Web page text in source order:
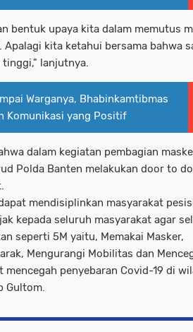
bentuk upaya kita dalam memutus
Apalagi kita ketahui bersama bahwa
tinggi," lanjutnya.
Warganya, Bhabinkamtibmas
Komunikasi yang Positif
dalam kegiatan pembagian
Polda Banten melakukan door to
mendisiplinkan masyarakat
kepada seluruh masyarakat agar
seperti 5M yaitu, Memakai Masker,
Mengurangi Mobilitas dan
mencegah penyebaran Covid-19 di
Gultom.